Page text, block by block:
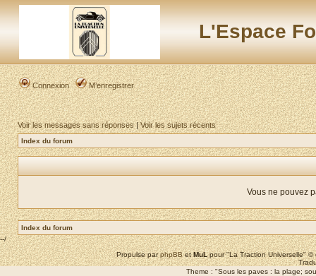
L'Espace
Connexion M’enregistrer
Voir les messages sans réponses|Voir les sujets récents
Index du forum
Vous ne pouvez
Index du forum
--/
Propulse parphpBBetMuLpour "La Traction Universelle"
Theme : "Sous les paves : la plage;